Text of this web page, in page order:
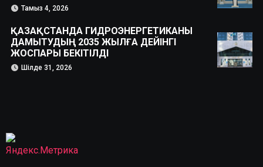
Тамыз 4, 2026
ҚАЗАҚСТАНДА ГИДРОЭНЕРГЕТИКАНЫ
ДАМЫТУДЫҢ 2035 ЖЫЛҒА ДЕЙІНГІ
ЖОСПАРЫ БЕКІТІЛДІ
Шілде 31, 2026